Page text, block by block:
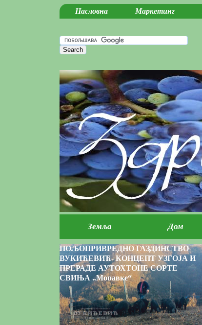
Насловна Маркетинг
ПОЉОПРИВРЕДНО ГАЗДИНСТВО
ВУКИЋЕВИЋ- КОНЦЕПТ УЗГОЈА И
ПРЕРАДЕ АУТОХТОНЕ СОРТЕ
СВИЊА „Моравке“
Земља Дом